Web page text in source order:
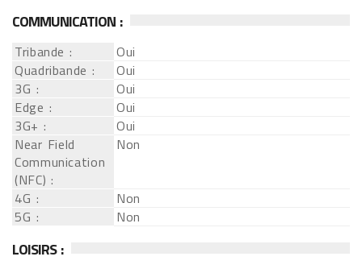
COMMUNICATION :
Tribande :
Oui
Quadribande :
Oui
3G :
Oui
Edge :
Oui
3G+ :
Oui
Near Field
Communication
(NFC) :
Non
4G :
Non
5G :
Non
LOISIRS :